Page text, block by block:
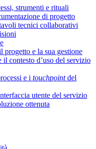
strumenti e rituali
di progetto
tecnici collaborativi
progetto e la sua gestione
il contesto d’uso del servizio
e i touchpointdel
utente del servizio
ottenuta